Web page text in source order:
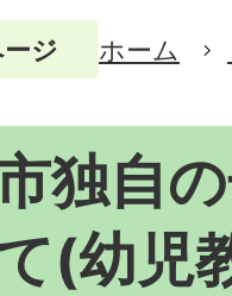
ジ ホーム
独自
(幼児